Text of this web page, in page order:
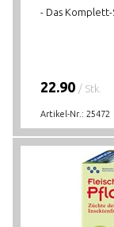
- Das Komplett-
22.90 / Stk.
Artikel-Nr.: 25472